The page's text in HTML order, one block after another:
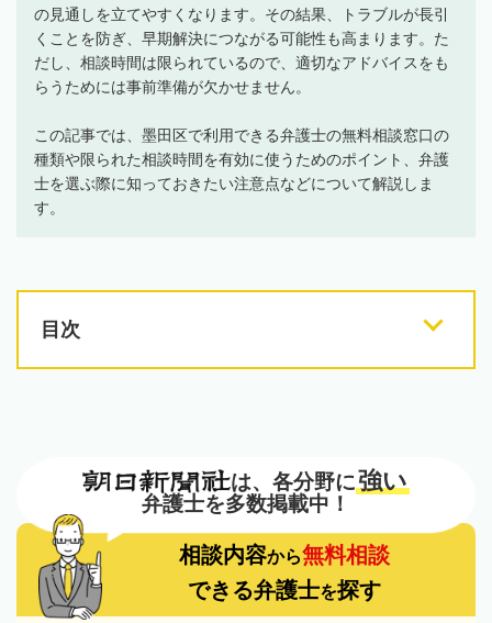
の見通しを立てやすくなります。その結果、トラブルが長引
くことを防ぎ、早期解決につながる可能性も高まります。た
だし、相談時間は限られているので、適切なアドバイスをも
らうためには事前準備が欠かせません。
この記事では、墨田区で利用できる弁護士の無料相談窓口の
種類や限られた相談時間を有効に使うためのポイント、弁護
士を選ぶ際に知っておきたい注意点などについて解説しま
す。
目次
は、各分野に強い
弁護士を多数掲載中！
相談内容から無料相談
できる弁護士を探す